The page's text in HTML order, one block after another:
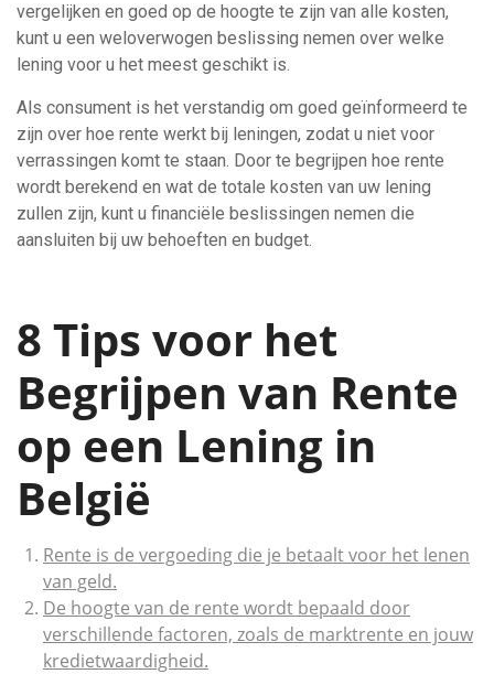
vergelijken en goed op de hoogte te zijn van alle kosten,
kunt u een weloverwogen beslissing nemen over welke
lening voor u het meest geschikt is.
Als consument is het verstandig om goed geïnformeerd te
zijn over hoe rente werkt bij leningen, zodat u niet voor
verrassingen komt te staan. Door te begrijpen hoe rente
wordt berekend en wat de totale kosten van uw lening
zullen zijn, kunt u financiële beslissingen nemen die
aansluiten bij uw behoeften en budget.
8 Tips voor het
Begrijpen van Rente
op een Lening in
België
Rente is de vergoeding die je betaalt voor het lenen
van geld.
De hoogte van de rente wordt bepaald door
verschillende factoren, zoals de marktrente en jouw
kredietwaardigheid.